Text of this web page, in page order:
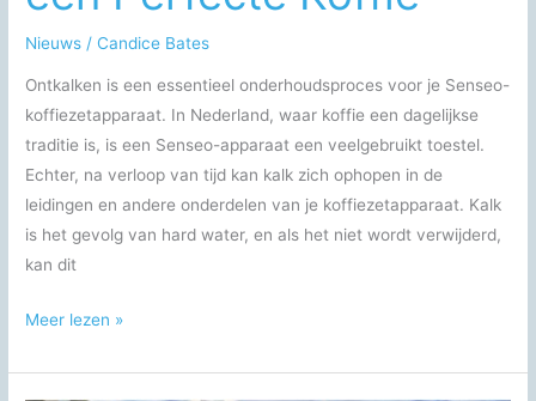
Nieuws /Candice Bates
Ontkalken is een essentieel onderhoudsproces voor je Senseo-
koffiezetapparaat. In Nederland, waar koffie een dagelijkse
traditie is, is een Senseo-apparaat een veelgebruikt toestel.
Echter, na verloop van tijd kan kalk zich ophopen in de
leidingen en andere onderdelen van je koffiezetapparaat. Kalk
is het gevolg van hard water, en als het niet wordt verwijderd,
kan dit
Senseo
De
Meer lezen »